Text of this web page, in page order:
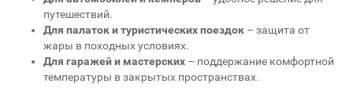
путешествий.
Для палаток и туристических поездок – защита от
жары в походных условиях.
Для гаражей и мастерских – поддержание комфортной
температуры в закрытых пространствах.